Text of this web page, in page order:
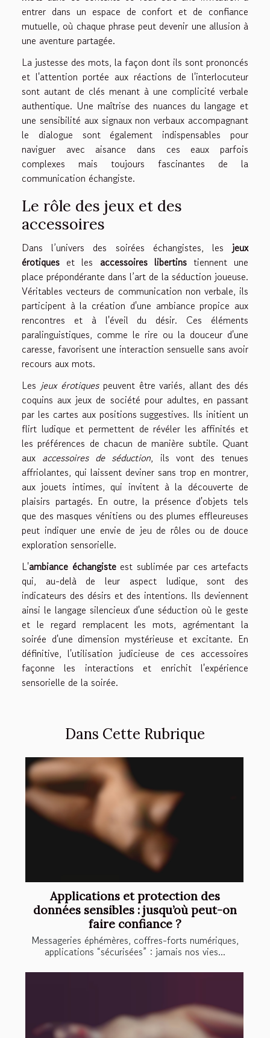
entrer dans un espace de confort et de confiance
mutuelle, où chaque phrase peut devenir une allusion à
une aventure partagée.
La justesse des mots, la façon dont ils sont prononcés
et l'attention portée aux réactions de l'interlocuteur
sont autant de clés menant à une complicité verbale
authentique. Une maîtrise des nuances du langage et
une sensibilité aux signaux non verbaux accompagnant
le dialogue sont également indispensables pour
naviguer avec aisance dans ces eaux parfois
complexes mais toujours fascinantes de la
communication échangiste.
Le rôle des jeux et des
accessoires
Dans l’univers des soirées échangistes, les jeux
érotiques et les accessoires libertinstiennent une
place prépondérante dans l’art de la séduction joueuse.
Véritables vecteurs de communication non verbale, ils
participent à la création d'une ambiance propice aux
rencontres et à l'éveil du désir. Ces éléments
paralinguistiques, comme le rire ou la douceur d'une
caresse, favorisent une interaction sensuelle sans avoir
recours aux mots.
Les jeux érotiquespeuvent être variés, allant des dés
coquins aux jeux de société pour adultes, en passant
par les cartes aux positions suggestives. Ils initient un
flirt ludique et permettent de révéler les affinités et
les préférences de chacun de manière subtile. Quant
aux accessoires de séduction, ils vont des tenues
affriolantes, qui laissent deviner sans trop en montrer,
aux jouets intimes, qui invitent à la découverte de
plaisirs partagés. En outre, la présence d'objets tels
que des masques vénitiens ou des plumes effleureuses
peut indiquer une envie de jeu de rôles ou de douce
exploration sensorielle.
L'ambiance échangisteest sublimée par ces artefacts
qui, au-delà de leur aspect ludique, sont des
indicateurs des désirs et des intentions. Ils deviennent
ainsi le langage silencieux d'une séduction où le geste
et le regard remplacent les mots, agrémentant la
soirée d'une dimension mystérieuse et excitante. En
définitive, l'utilisation judicieuse de ces accessoires
façonne les interactions et enrichit l'expérience
sensorielle de la soirée.
Dans Cette Rubrique
Applications et protection des
données sensibles : jusqu’où peut-on
faire confiance ?
Messageries éphémères, coffres-forts numériques,
applications “sécurisées” : jamais nos vies...